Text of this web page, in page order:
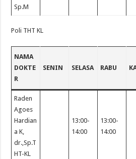
Sp.M
Poli THT KL
NAMA
DOKTE
R
SENIN SELASA RABU
Raden
Agoes
Hardian
a K,
dr.,Sp.T
HT-KL
13:00-
14:00
13:00-
14:00